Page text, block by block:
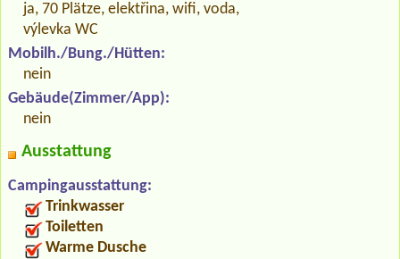
ja, 70 Plätze, elektřina, wifi, voda,
výlevka WC
Mobilh./Bung./Hütten:
nein
Gebäude(Zimmer/App):
nein
Ausstattung
Campingausstattung:
Trinkwasser
Toiletten
Warme Dusche